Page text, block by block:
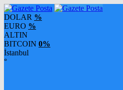
DOLAR %
EURO %
ALTIN
BITCOIN 0%
İstanbul
°